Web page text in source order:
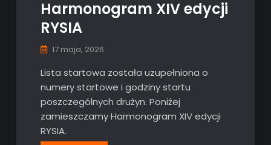
Harmonogram XIV edycji
RYSIA
17 maja, 2026
Lista startowa została uzupełniona o
numery startowe i godziny startu
poszczególnych drużyn. Poniżej
zamieszczamy Harmonogram XIV edycji
RYSIA.